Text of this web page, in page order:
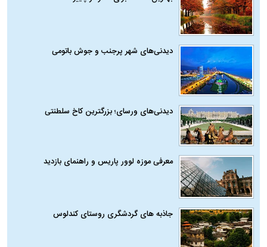
دیدنی‌های شهر پرجنب و جوش باتومی
دیدنی‌های ورسای؛ بزرگترین کاخ سلطنتی
معرفی موزه لوور پاریس و راهنمای بازدید
جاذبه های گردشگری روستای کندلوس